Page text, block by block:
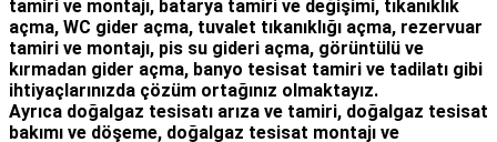
tamiri ve montajı, batarya tamiri ve değişimi, tıkanıklık
açma, WC gider açma, tuvalet tıkanıklığı açma, rezervuar
tamiri ve montajı, pis su gideri açma, görüntülü ve
kırmadan gider açma, banyo tesisat tamiri ve tadilatı gibi
ihtiyaçlarınızda çözüm ortağınız olmaktayız.
Ayrıca doğalgaz tesisatı arıza ve tamiri, doğalgaz tesisat
bakımı ve döşeme, doğalgaz tesisat montajı ve